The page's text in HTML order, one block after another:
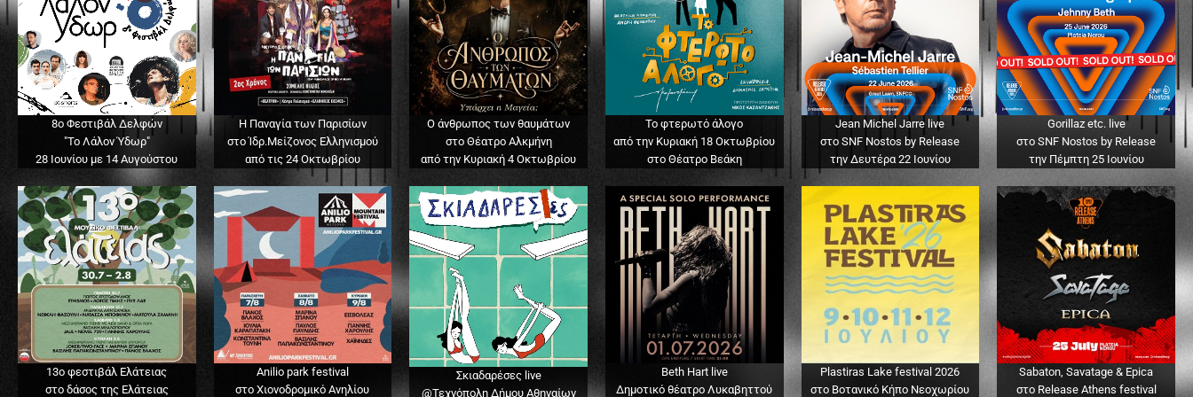
8ο Φεστιβάλ Δελφών
"Το Λάλον Ύδωρ"
28 Ιουνίου με 14 Αυγούστου
Η Παναγία των Παρισίων
στο Ίδρ.Μείζονος Ελληνισμού
από τις 24 Οκτωβρίου
Ο άνθρωπος των θαυμάτων
στο Θέατρο Αλκμήνη
από την Κυριακή 4 Οκτωβρίου
Το φτερωτό άλογο
από την Κυριακή 18 Οκτωβρίου
στο Θέατρο Βεάκη
Jean Michel Jarre live
στο SNF Nostos by Release
την Δευτέρα 22 Ιουνίου
Gorillaz etc. live
στο SNF Nostos by Release
την Πέμπτη 25 Ιουνίου
13o φεστιβάλ Ελάτειας
στο δάσος της Ελάτειας
Anilio park festival
στο Χιονοδρομικό Ανηλίου
Σκιαδαρέσες live
@Τεχνόπολη Δήμου Αθηναίων
Beth Hart live
Δημοτικό θέατρο Λυκαβηττού
Plastiras Lake festival 2026
στο Βοτανικό Κήπο Νεοχωρίου
Sabaton, Savatage & Epica
στο Release Athens festival